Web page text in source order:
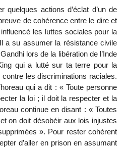
quelques actions d’éclat d’un de
de cohérence entre le dire et
les luttes sociales pour la
a su assumer la résistance civile
lors de la libération de l’Inde
qui a lutté sur ta terre pour la
les discriminations raciales.
qui a dit : « Toute personne
la loi ; il doit la respecter et la
continue en disant : « Toutes
on doit désobéir aux lois injustes
». Pour rester cohérent
d’aller en prison en assumant